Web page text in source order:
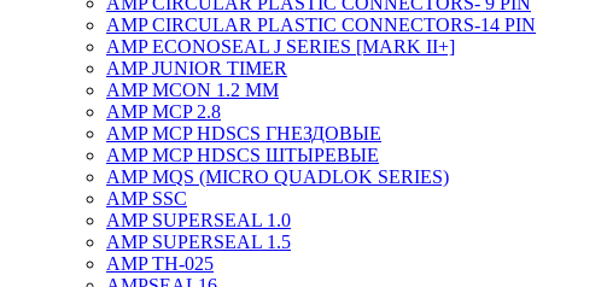
AMP CIRCULAR PLASTIC CONNECTORS-14 PIN
AMP ECONOSEAL J SERIES [MARK II+]
AMP JUNIOR TIMER
AMP MCON 1.2 MM
AMP MCP 2.8
AMP MCP HDSCS ГНЕЗДОВЫЕ
AMP MCP HDSCS ШТЫРЕВЫЕ
AMP MQS (MICRO QUADLOK SERIES)
AMP SSC
AMP SUPERSEAL 1.0
AMP SUPERSEAL 1.5
AMP ТН-025